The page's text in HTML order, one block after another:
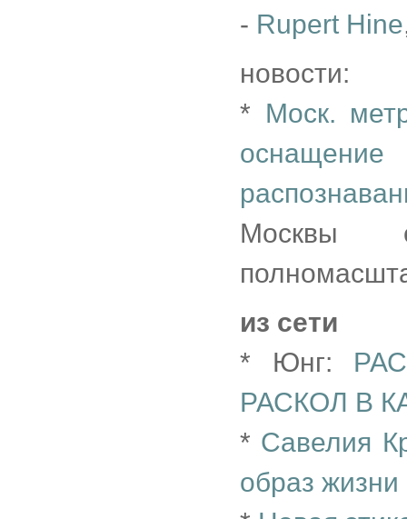
- Rupert Hine
новости:
* Моск.
оснащение
Москвы
из сети
* Юнг:
РАСКОЛ В
* Савелия
образ жизни